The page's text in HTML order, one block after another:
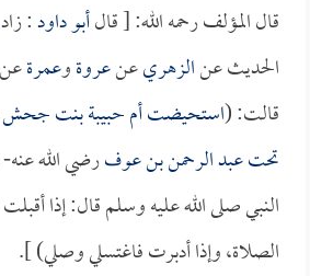
قال المؤلف رحمه الله: [ قالأبو داود: زاد
الحديث عنالزهريعنعروةوعمرة
قالت: (استحيضتأم حبيبة بنت جحش
تحتعبد الرحمن بن عوفرضي الله
النبي صلى الله عليه وسلم قال: إذا
الصلاة، وإذا أدبرت فاغتسلي وصلي) ].